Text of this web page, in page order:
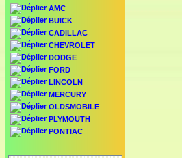
AMC
BUICK
CADILLAC
CHEVROLET
DODGE
FORD
LINCOLN
MERCURY
OLDSMOBILE
PLYMOUTH
PONTIAC